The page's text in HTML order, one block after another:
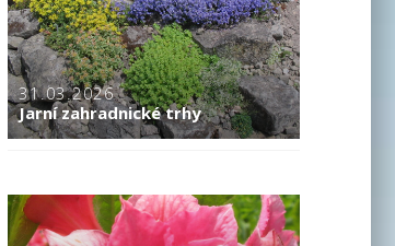
31.03.2026
Jarní zahradnické trhy